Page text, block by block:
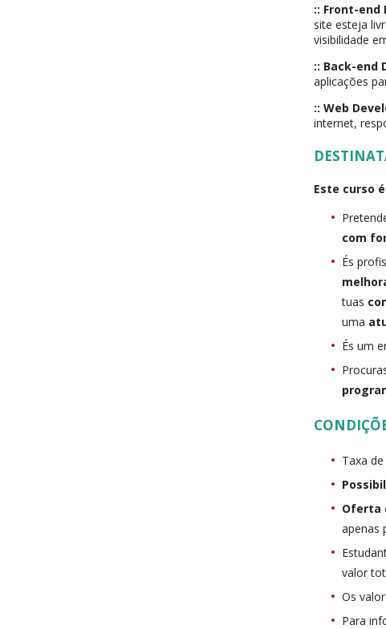
:: Front-end
site esteja
visibilidade
:: Back-end
aplicações
:: Web
internet,
Este curso
com
És
tuas
uma
És um
Taxa
Oferta
apenas
valor
Os
Para